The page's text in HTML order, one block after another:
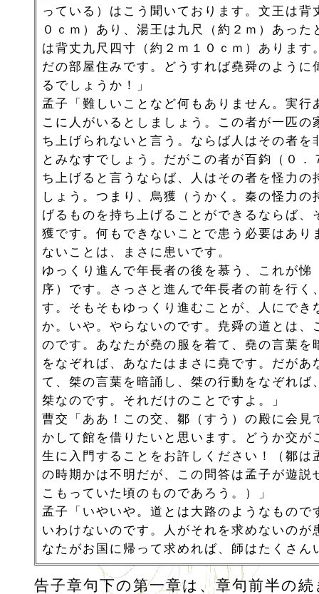
っている）はこう聞いております。文王は背
０ｃｍ）あり、湯王は九尺（約２ｍ）あった
は背丈九尺四寸（約２ｍ１０ｃｍ）あります
だの部屋住みです。どうすれば堯舜のように
るでしょうか！」
孟子「難しいことなど何もありません。実行
こに人がいるとしましょう。この者が一匹の
ち上げられないと言う。ならば人はその者を
とみなすでしょう。だがこの者が百鈞（０．
ち上げると言うならば、人はその者を怪力の
しょう。つまり、烏獲（うかく。秦の怪力の
げるものを持ち上げることができるならば、
獲です。何もできないことで患う必要はあり
ないことは、まさに患いです。
ゆっくり進んで年長者の後を慕う、これが悌
序）です。さっさと進んで年長者の前を行く
す。そもそもゆっくり進むことが、人にでき
か。いや。やらないのです。尭舜の道とは、
のです。あなたが堯の服を着て、堯の言葉を
をなぞれば、あなたはまさに堯です。だがあ
て、桀の言葉を暗誦し、桀の行動をなぞれば
桀なのです。それだけのことですよ。」
曹交「ああ！この交、鄒（すう）の殿に会見
かして館を借りたいと思います。どうか交が
生に入門することをお許しください！（鄒は
の時期かは不明だが、この問答は孟子が遊説
こもっていた頃のものであろう。）」
孟子「いやいや。道とは大路のようなもので
いわけないのです。人がそれを求めないのが
なたがお国に帰って求めれば、師はたくさん
告子章句下の第一章は、章句前半の